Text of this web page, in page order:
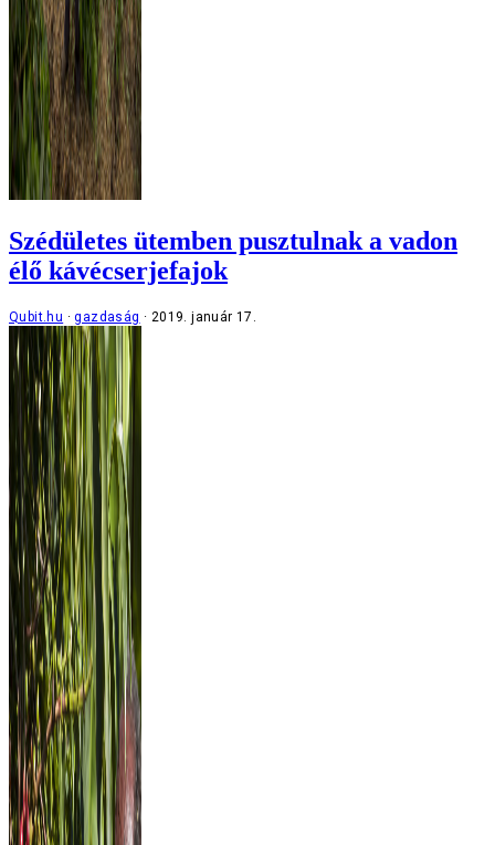
Szédületes ütemben pusztulnak a vadon
élő kávécserjefajok
Qubit.hu gazdaság 2019. január 17.